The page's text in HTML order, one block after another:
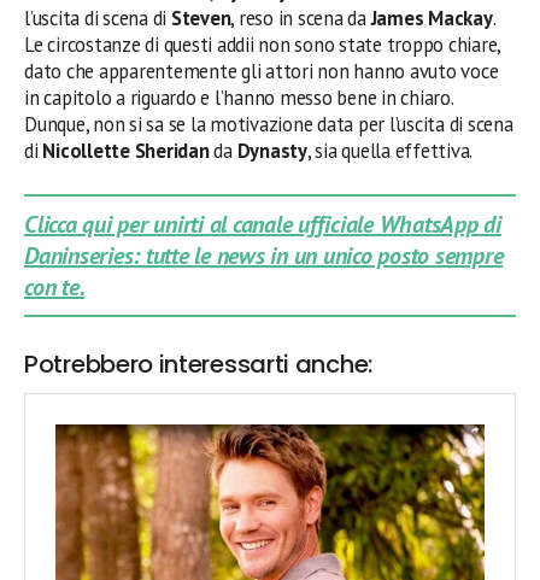
l’uscita di scena di Steven, reso in scena daJames Mackay.
Le circostanze di questi addii non sono state troppo chiare,
dato che apparentemente gli attori non hanno avuto voce
in capitolo a riguardo e l’hanno messo bene in chiaro.
Dunque, non si sa se la motivazione data per l’uscita di scena
di Nicollette Sheridanda Dynasty, sia quella effettiva.
Clicca qui per unirti al canale ufficiale WhatsApp di
Daninseries: tutte le news in un unico posto sempre
con te.
Potrebbero interessarti anche: